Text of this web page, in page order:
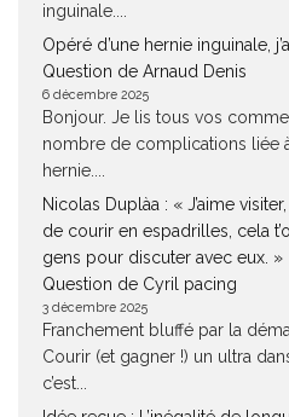
inguinale....
Opéré d’une hernie inguinale,
Question de Arnaud Denis
6 décembre 2025
Bonjour. Je lis tous vos
nombre de complications liée
hernie....
Nicolas Duplàa : « J’aime
de courir en espadrilles, cela
gens pour discuter avec eux. »
Question de Cyril pacing
3 décembre 2025
Franchement bluffé par la
Courir (et gagner !) un ultra
c’est...